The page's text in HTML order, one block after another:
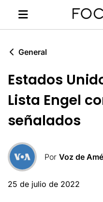
General
Estados
Lista Engel
señalados
Por Voz de
25 de julio de 2022